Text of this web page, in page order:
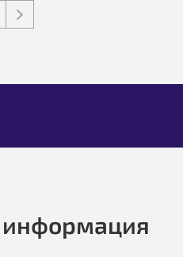
информация